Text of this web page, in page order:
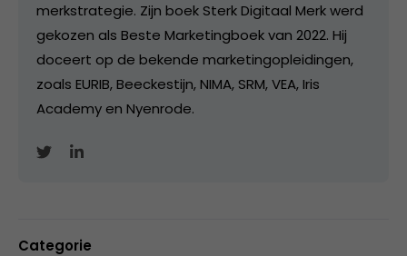
merkstrategie. Zijn boek Sterk Digitaal Merk werd
gekozen als Beste Marketingboek van 2022. Hij
doceert op de bekende marketingopleidingen,
zoals EURIB, Beeckestijn, NIMA, SRM, VEA, Iris
Academy en Nyenrode.
Categorie